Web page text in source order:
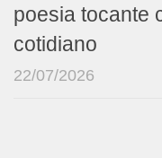
poesia tocante
cotidiano
22/07/2026